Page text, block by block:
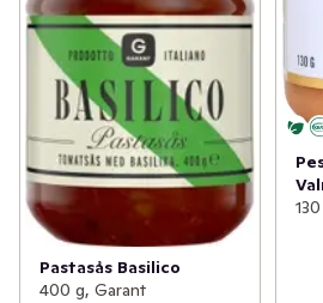
Pastasås Basilico
400 g, Garant